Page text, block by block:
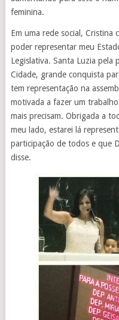
feminina.
Em uma rede social, Cristina
poder representar meu
Legislativa. Santa Luzia pela
Cidade, grande conquista
tem representação na
motivada a fazer um
mais precisam. Obrigada a
meu lado, estarei lá
participação de todos e que
disse.